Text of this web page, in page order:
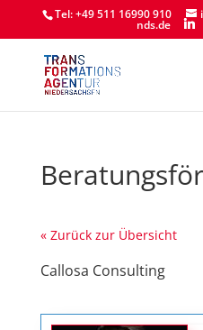
Tel: +49 511 16990 910
nds.de
« Zurück zur Übersicht
Callosa Consulting